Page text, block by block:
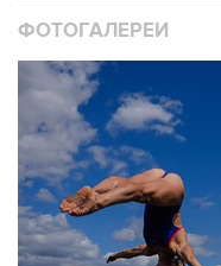
ФОТОГАЛЕРЕИ